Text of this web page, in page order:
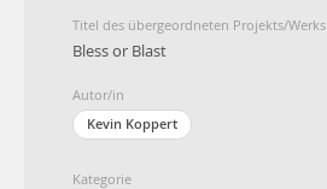
Titel des übergeordneten Projekts/Werks
Bless or Blast
Autor/in
Kevin Koppert
Kategorie